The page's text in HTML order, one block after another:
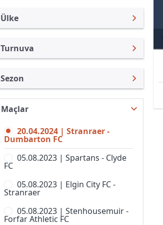
Ülke
İskoçya
Türkiye
Uluslararası
Uluslararası Kulüpler
Turkiye
İngiltere
Almanya Amatör
Fransa
Turnuva
Premier Lig
Lig Kupası
İskoç Kupası
Lig 1
Premier League Cup, Women
Premier Lig 1, Bayanlar
Sezon
Lig 2 26/27
Lig 2 25/26
Lig 2 24/25
Lig 2 21/22
Lig 2 20/21
Maçlar
20.04.2024 | Stranraer -
Dumbarton FC
05.08.2023 | Spartans - Clyde
FC
05.08.2023 | Elgin City FC -
Stranraer
05.08.2023 | Stenhousemuir -
Forfar Athletic FC